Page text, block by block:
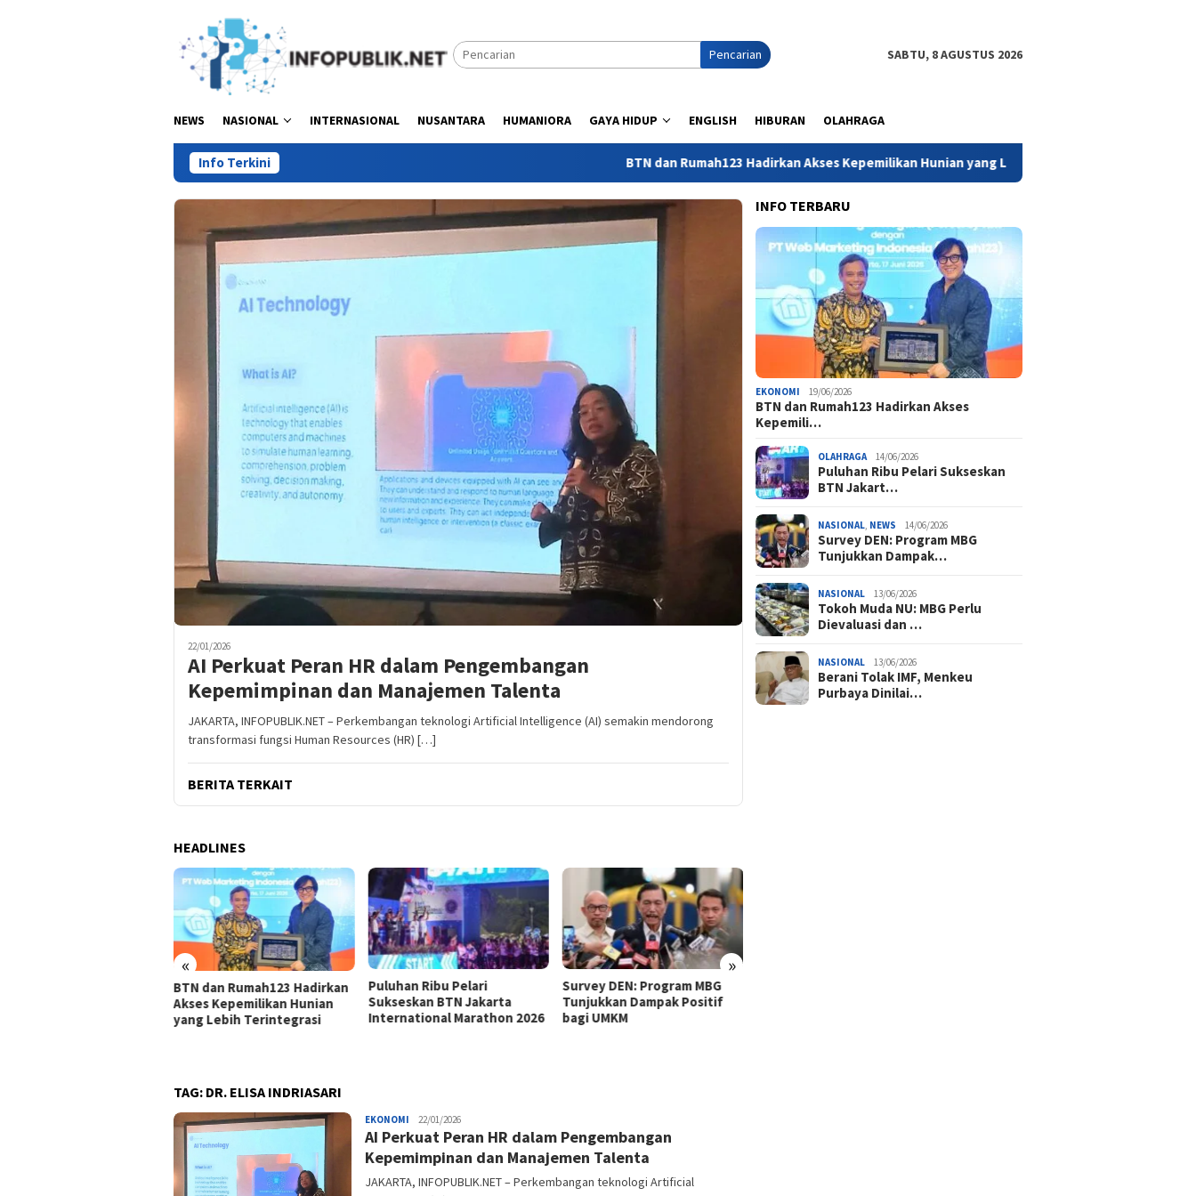
Pencarian SABTU, 8 AGUSTUS 2026
NEWS NASIONAL INTERNASIONAL NUSANTARA HUMANIORA GAYA HIDUP ENGLISH HIBURAN OLAHRAGA
Info Terkini BTN dan Rumah123 Hadirkan Akses Kepemilikan Hunian yang Lebih Terintegrasi
22/01/2026
AI Perkuat Peran HR dalam Pengembangan
Kepemimpinan dan Manajemen Talenta
JAKARTA, INFOPUBLIK.NET – Perkembangan teknologi Artificial Intelligence (AI) semakin mendorong
transformasi fungsi Human Resources (HR) […]
BERITA TERKAIT
HEADLINES
« »
Puluhan Ribu Pelari
Sukseskan BTN Jakarta
International Marathon 2026
Survey DEN: Program MBG
Tunjukkan Dampak Positif
bagi UMKM
Tokoh Muda NU: MBG Perlu
Dievaluasi dan
Disempurnakan, Bukan
TAG: DR. ELISA INDRIASARI
EKONOMI Redaksi
infopublik.net
22/01/2026
AI Perkuat Peran HR dalam Pengembangan
Kepemimpinan dan Manajemen Talenta
JAKARTA, INFOPUBLIK.NET – Perkembangan teknologi Artificial
INFO TERBARU
EKONOMI 19/06/2026
BTN dan Rumah123 Hadirkan Akses
Kepemili…
OLAHRAGA 14/06/2026
Puluhan Ribu Pelari Sukseskan
BTN Jakart…
NASIONAL NEWS 14/06/2026
Survey DEN: Program MBG
Tunjukkan Dampak…
NASIONAL 13/06/2026
Tokoh Muda NU: MBG Perlu
Dievaluasi dan …
NASIONAL 13/06/2026
Berani Tolak IMF, Menkeu
Purbaya Dinilai…